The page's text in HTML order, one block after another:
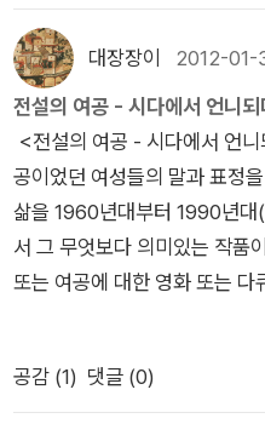
의 신화화를 익명적 지식을 통
전복의 힘을 상실한 것 같아서
리 이제야 제자리를 찾은 노조
피복노조와 동일합성 노조에서
인의 담론 혹은 도시산업선교
일치하기 때문이다. 소급하여
구성할 수 있다. 그 서술에서
적하고 이를 무시하는 방식으
판하였다. 그 노조들은 자신의
로 진정한 주체가 아니었다.
치와 일치하는 진정한 주체였
오덕 마음 읽기》, 《시골에서 살
우리말》, 《마을에서 살려낸 우
배경으로 이야기를 풀어나가기 시작
숙 《소금꽃나무》 (후마니타스, 2007) 영화는 평화
1979년 YH무역 사건, 1985년
륭전사 사태 등 우리가 절대로
를 언급합니다. 이 과정에서 실
싸웠던 수십여 명의 여성 노동
화 중반부에 2011년 한진중공
을 했던 김진숙 님의 인터뷰
6)* 조영래 《전태일 평전》 (
에게 시인 김수영은 특별한 존
는 것, 자신만이 쓸 수 있는 글
바로 김수영이다. 김수영이 당
은 언어의 고통 이전의 고통이
그대로 적용된다. 그리하여 ‘
실히 수행했는지를 돌아보게 만든다. 그는 김수영
해 시뿐만 아니라 산문도 온몸
배웠다. 아울러 상처와 치부를
외국 작가로는 발터 베냐민을
대장장이 2012-01-
전설의 여공 - 시다에서 언니되
<전설의 여공 - 시다에서 언
공이었던 여성들의 말과 표정
삶을 1960년대부터 1990년대
서 그 무엇보다 의미있는 작품
또는 여공에 대한 영화 또는 다
전무했다. 아니 영화는 물론이
들을 수 없었다. 노동자들의 연
공감 (1) 댓글 (0)